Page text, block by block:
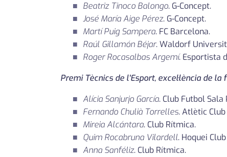
Beatriz Tinoco Balongo. G-Concept.
José María Aige Pérez. G-Concept.
Martí Puig Sampera. FC Barcelona.
Raúl Gillamón Béjar. Waldorf
Roger Rocasalbas Argemí. Esportista
Premi Tècnics de l'Esport, excel·lència de
Alícia Sanjurjo García. Club Futbol
Fernando Chulià Torrelles. Atlètic
Mireia Alcántara. Club Rítmica.
Quim Rocabruna Vilardell. Hoquei
Anna Sanféliz. Club Rítmica.